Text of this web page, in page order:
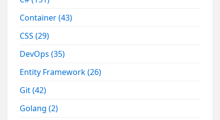
Container(43)
CSS(29)
DevOps(35)
Entity Framework(26)
Git(42)
Golang(2)